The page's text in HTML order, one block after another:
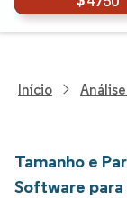
Início
Tamanho e
Software